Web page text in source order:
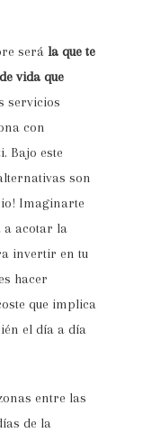
serála que te
vida que
servicios
con
Bajo este
son
Imaginarte
a acotar la
invertir en tu
hacer
que implica
el día a día
entre las
de la